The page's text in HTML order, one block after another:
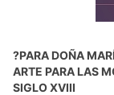
?PARA DOÑA
ARTE PARA LAS
SIGLO XVIII